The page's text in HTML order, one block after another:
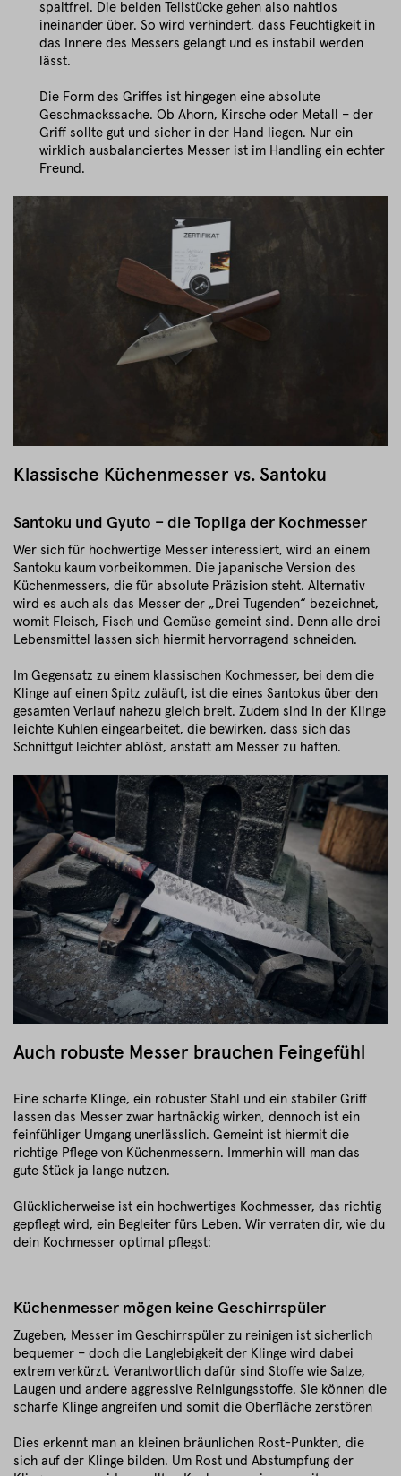
spaltfrei. Die beiden Teilstücke gehen also nahtlos
ineinander über. So wird verhindert, dass Feuchtigkeit in
das Innere des Messers gelangt und es instabil werden
lässt.
Die Form des Griffes ist hingegen eine absolute
Geschmackssache. Ob Ahorn, Kirsche oder Metall – der
Griff sollte gut und sicher in der Hand liegen. Nur ein
wirklich ausbalanciertes Messer ist im Handling ein echter
Freund.
Klassische Küchenmesser vs. Santoku
Santoku und Gyuto – die Topliga der Kochmesser
Wer sich für hochwertige Messer interessiert, wird an einem
Santoku kaum vorbeikommen. Die japanische Version des
Küchenmessers, die für absolute Präzision steht. Alternativ
wird es auch als das Messer der „Drei Tugenden“ bezeichnet,
womit Fleisch, Fisch und Gemüse gemeint sind. Denn alle drei
Lebensmittel lassen sich hiermit hervorragend schneiden.
Im Gegensatz zu einem klassischen Kochmesser, bei dem die
Klinge auf einen Spitz zuläuft, ist die eines Santokus über den
gesamten Verlauf nahezu gleich breit. Zudem sind in der Klinge
leichte Kuhlen eingearbeitet, die bewirken, dass sich das
Schnittgut leichter ablöst, anstatt am Messer zu haften.
Auch robuste Messer brauchen Feingefühl
Eine scharfe Klinge, ein robuster Stahl und ein stabiler Griff
lassen das Messer zwar hartnäckig wirken, dennoch ist ein
feinfühliger Umgang unerlässlich. Gemeint ist hiermit die
richtige Pflege von Küchenmessern. Immerhin will man das
gute Stück ja lange nutzen.
Glücklicherweise ist ein hochwertiges Kochmesser, das richtig
gepflegt wird, ein Begleiter fürs Leben. Wir verraten dir, wie du
dein Kochmesser optimal pflegst:
Küchenmesser mögen keine Geschirrspüler
Zugeben, Messer im Geschirrspüler zu reinigen ist sicherlich
bequemer – doch die Langlebigkeit der Klinge wird dabei
extrem verkürzt. Verantwortlich dafür sind Stoffe wie Salze,
Laugen und andere aggressive Reinigungsstoffe. Sie können die
scharfe Klinge angreifen und somit die Oberfläche zerstören
Dies erkennt man an kleinen bräunlichen Rost-Punkten, die
sich auf der Klinge bilden. Um Rost und Abstumpfung der